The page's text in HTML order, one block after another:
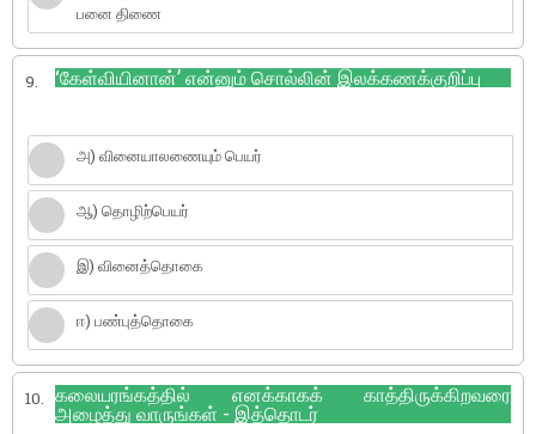
பனை திணை
9. ‘கேள்வியினான்’ என்னும் சொல்லின் இலக்கணக்குறிப்பு
அ) வினையாலணையும் பெயர்
ஆ) தொழிற்பெயர்
இ) வினைத்தொகை
ஈ) பண்புத்தொகை
10. கலையரங்கத்தில் எனக்காகக் காத்திருக்கிறவரை
அழைத்து வாருங்கள் - இத்தொடர்